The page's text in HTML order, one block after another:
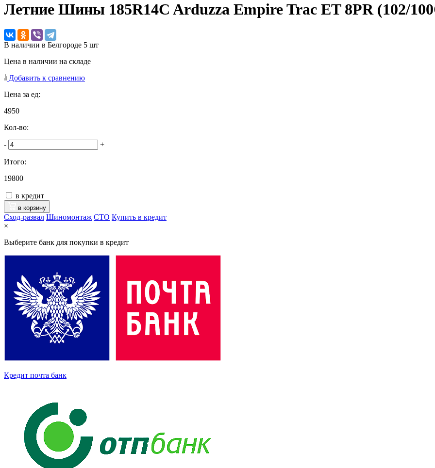
Летние Шины 185R14C Arduzza Empire Trac ET 8PR (102/
В наличии в Белгороде 5 шт
Цена в наличии на складе
Добавить к сравнению
Цена за ед:
4950
Кол-во:
- +
Итого:
19800
в кредит
в корзину
Сход-развал Шиномонтаж CTO Купить в кредит
×
Выберите банк для покупки в кредит
Кредит почта банк